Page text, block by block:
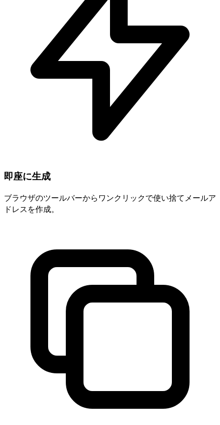
即座に生成
ブラウザのツールバーからワンクリックで使い捨てメールア
ドレスを作成。